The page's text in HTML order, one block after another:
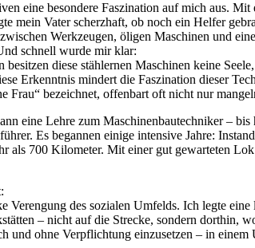
eine besondere Faszination auf mich aus.
mein Vater scherzhaft, ob noch ein Helfer
Werkzeugen, öligen Maschinen und
schnell wurde mir klar:
besitzen diese stählernen Maschinen keine
Erkenntnis mindert die Faszination dieser
Frau“ bezeichnet, offenbart oft nicht nur
eine Lehre zum Maschinenbautechniker –
Es begannen einige intensive Jahre:
als 700 Kilometer. Mit einer gut gewarteten
Verengung des sozialen Umfelds. Ich legte
– nicht auf die Strecke, sondern dorthin,
und ohne Verpflichtung einzusetzen – in